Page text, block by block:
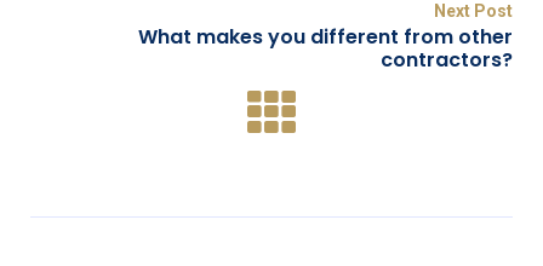
Next Post
What makes you different from other
contractors?